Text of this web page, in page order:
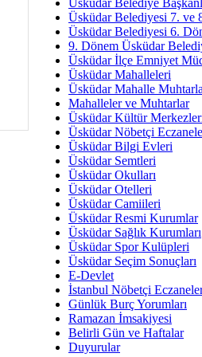
İmar Sorunlarının Genel
Arakan
Bayramın
Ruhsal
Üsküdar
Üsküdar Belediye
Üsküdar Belediyesi 7. ve
Üsküdar Belediyesi 6.
9. Dönem Üsküdar
Üsküdar İlçe Emniyet
Üsküdar Mahalleleri
Üsküdar Mahalle
Mahalleler ve Muhtarlar
Üsküdar Kültür
Üsküdar Nöbetçi
Üsküdar Bilgi Evleri
Üsküdar Semtleri
Üsküdar Okulları
Üsküdar Otelleri
Üsküdar Camiileri
Üsküdar Resmi Kurumlar
Üsküdar Sağlık Kurumları
Üsküdar Spor Kulüpleri
Üsküdar Seçim Sonuçları
E-Devlet
İstanbul Nöbetçi
Günlük Burç Yorumları
Ramazan İmsakiyesi
Belirli Gün ve Haftalar
Duyurular